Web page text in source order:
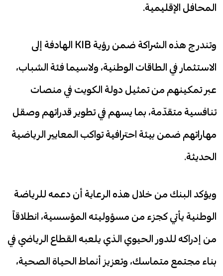
المحافل الإقليمية.
وتندرج هذه الشراكة ضمن رؤية KIB الهادفة إلى
الاستثمار في الطاقات الوطنية، ولاسيما فئة الشباب،
عبر تمكينهم من تمثيل دولة الكويت في منصات
تنافسية متقدّمة، بما يسهم في تطوير قدراتهم وصقل
مهاراتهم ضمن بيئة احترافية تواكب المعايير الرياضية
الحديثة.
ويؤكد البنك من خلال هذه الرعاية أن دعمه للرياضة
الوطنية يأتي كجزء من مسؤوليته المؤسسية، انطلاقاً
من إدراكه للدور الحيوي الذي يلعبه القطاع الرياضي في
بناء مجتمع متماسك، وتعزيز أنماط الحياة الصحية،